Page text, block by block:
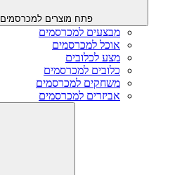
פתח מוצרים למכרסמים
מבצעים למכרסמים
אוכל למכרסמים
מצע לכלובים
כלובים למכרסמים
משחקים למכרסמים
אביזרים למכרסמים